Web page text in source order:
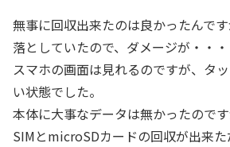
無事に回収出来たのは良かったんで
落としていたので、ダメージが・・・
スマホの画面は見れるのですが、タ
い状態でした。
本体に大事なデータは無かったので
SIMとmicroSDカードの回収が出来